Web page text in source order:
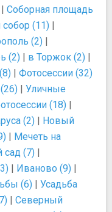
| Соборная площадь
собор (11) |
(2) |
(2) | в Торжок (2) |
| Фотосессии (32)
| Уличные
(18) |
(2) | Новый
| Мечеть на
сад (7) |
| Иваново (9) |
(6) | Усадьба
| Северный